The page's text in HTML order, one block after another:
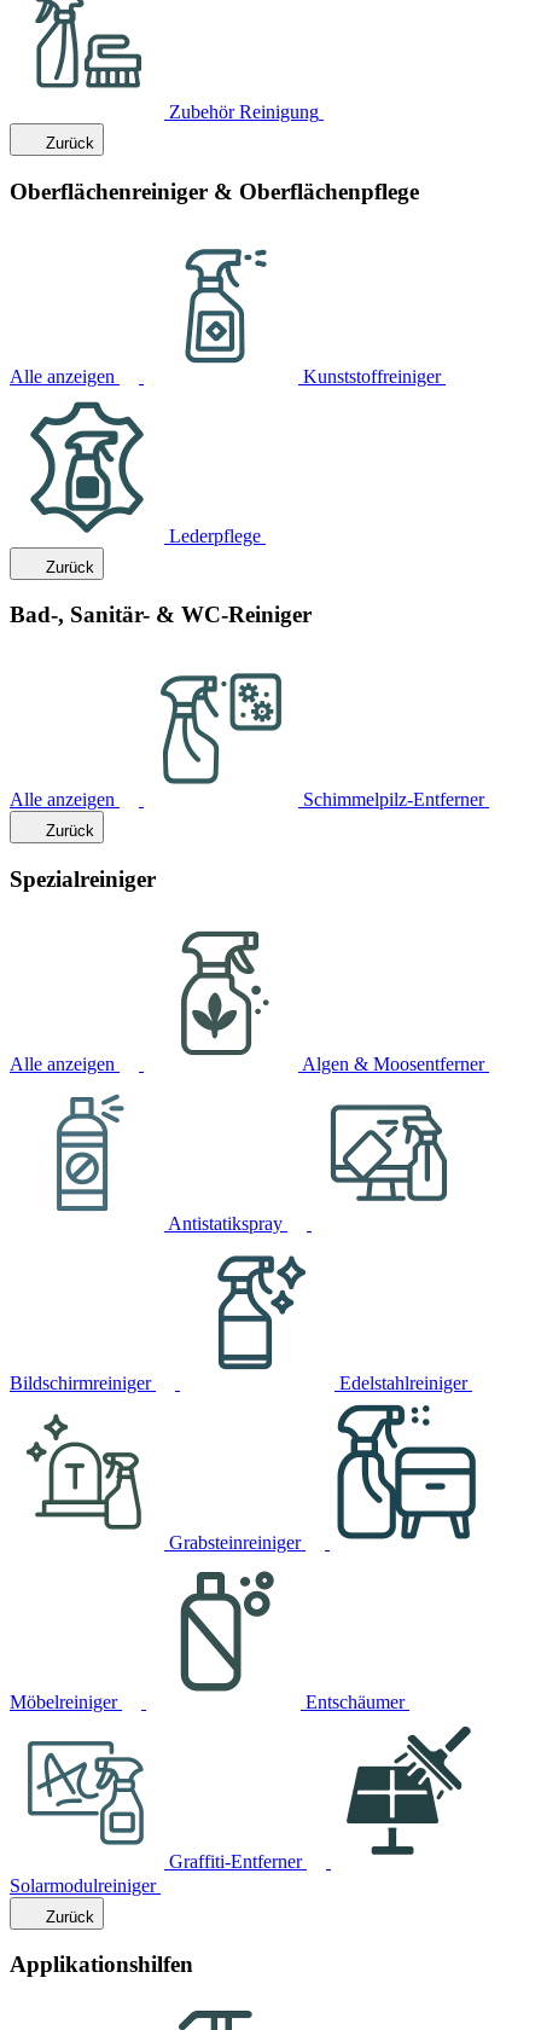
Zubehör Reinigung
Zurück
Oberflächenreiniger & Oberflächenpflege
Alle anzeigen Kunststoffreiniger
Lederpflege
Zurück
Bad-, Sanitär- & WC-Reiniger
Alle anzeigen Schimmelpilz-Entferner
Zurück
Spezialreiniger
Alle anzeigen Algen & Moosentferner
Antistatikspray
Bildschirmreiniger Edelstahlreiniger
Grabsteinreiniger
Möbelreiniger Entschäumer
Graffiti-Entferner
Solarmodulreiniger
Zurück
Applikationshilfen